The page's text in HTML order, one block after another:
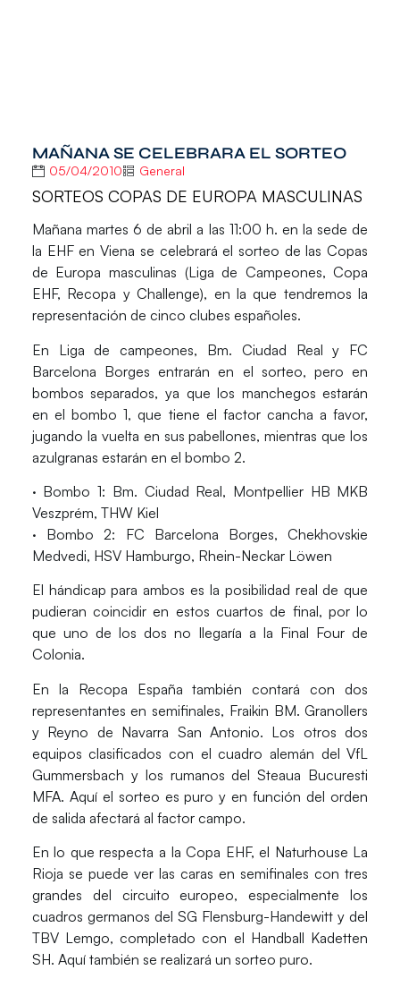
MAÑANA SE CELEBRARA EL SORTEO
05/04/2010 General
SORTEOS COPAS DE EUROPA MASCULINAS
Mañana martes 6 de abril a las 11:00 h. en la sede de
la EHF en Viena se celebrará el sorteo de las Copas
de Europa masculinas (Liga de Campeones, Copa
EHF, Recopa y Challenge), en la que tendremos la
representación de cinco clubes españoles.
En Liga de campeones, Bm. Ciudad Real y FC
Barcelona Borges entrarán en el sorteo, pero en
bombos separados, ya que los manchegos estarán
en el bombo 1, que tiene el factor cancha a favor,
jugando la vuelta en sus pabellones, mientras que los
azulgranas estarán en el bombo 2.
· Bombo 1: Bm. Ciudad Real, Montpellier HB MKB
Veszprém, THW Kiel
· Bombo 2: FC Barcelona Borges, Chekhovskie
Medvedi, HSV Hamburgo, Rhein-Neckar Löwen
El hándicap para ambos es la posibilidad real de que
pudieran coincidir en estos cuartos de final, por lo
que uno de los dos no llegaría a la Final Four de
Colonia.
En la Recopa España también contará con dos
representantes en semifinales, Fraikin BM. Granollers
y Reyno de Navarra San Antonio. Los otros dos
equipos clasificados con el cuadro alemán del VfL
Gummersbach y los rumanos del Steaua Bucuresti
MFA. Aquí el sorteo es puro y en función del orden
de salida afectará al factor campo.
En lo que respecta a la Copa EHF, el Naturhouse La
Rioja se puede ver las caras en semifinales con tres
grandes del circuito europeo, especialmente los
cuadros germanos del SG Flensburg-Handewitt y del
TBV Lemgo, completado con el Handball Kadetten
SH. Aquí también se realizará un sorteo puro.